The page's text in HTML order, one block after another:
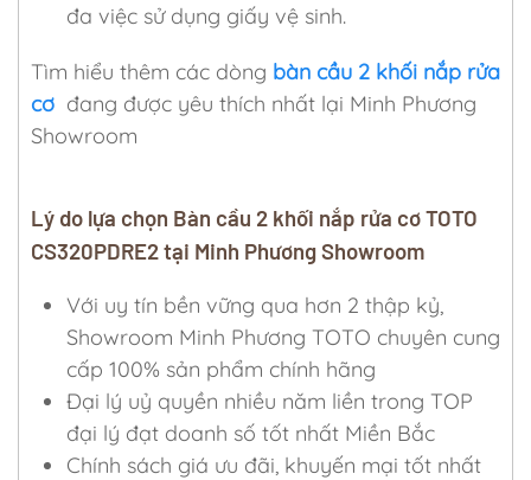
đa việc sử dụng giấy vệ sinh.
Tìm hiểu thêm các dòng bàn cầu 2 khối nắp rửa
cơ đang được yêu thích nhất lại Minh Phương
Showroom
Lý do lựa chọn Bàn cầu 2 khối nắp rửa cơ TOTO
CS320PDRE2 tại Minh Phương Showroom
Với uy tín bền vững qua hơn 2 thập kỷ,
Showroom Minh Phương TOTO chuyên cung
cấp 100% sản phẩm chính hãng
Đại lý uỷ quyền nhiều năm liền trong TOP
đại lý đạt doanh số tốt nhất Miền Bắc
Chính sách giá ưu đãi, khuyến mại tốt nhất